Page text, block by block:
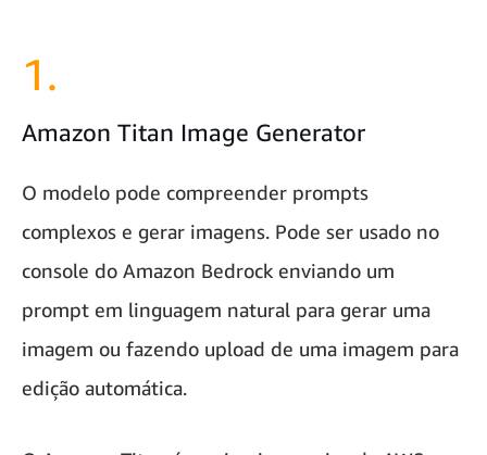
1.
Amazon Titan Image Generator
O modelo pode compreender prompts
complexos e gerar imagens. Pode ser usado no
console do Amazon Bedrock enviando um
prompt em linguagem natural para gerar uma
imagem ou fazendo upload de uma imagem para
edição automática.